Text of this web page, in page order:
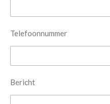
Telefoonnummer
Bericht